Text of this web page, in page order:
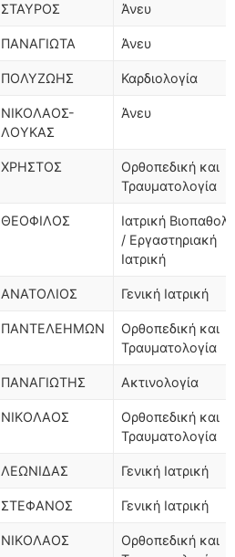
ΣΤΑΥΡΟΣ Άνευ
ΠΑΝΑΓΙΩΤΑ Άνευ
ΠΟΛΥΖΩΗΣ Καρδιολογία
ΝΙΚΟΛΑΟΣ-
ΛΟΥΚΑΣ
Άνευ
ΧΡΗΣΤΟΣ
Ορθοπεδική και
Τραυματολογία
ΘΕΟΦΙΛΟΣ
Ιατρική
/ Εργαστηριακή
Ιατρική
ΑΝΑΤΟΛΙΟΣ Γενική Ιατρική
ΠΑΝΤΕΛΕΗΜΩΝ
Ορθοπεδική και
Τραυματολογία
ΠΑΝΑΓΙΩΤΗΣ Ακτινολογία
ΝΙΚΟΛΑΟΣ
Ορθοπεδική και
Τραυματολογία
ΛΕΩΝΙΔΑΣ Γενική Ιατρική
ΣΤΕΦΑΝΟΣ Γενική Ιατρική
ΝΙΚΟΛΑΟΣ
Ορθοπεδική και